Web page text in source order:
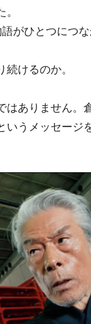
がひとつにつ
けるのか。
はありません。
いうメッセージ